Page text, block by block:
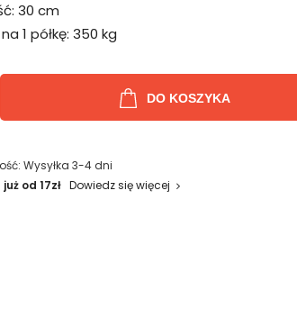
30 cm
1 półkę: 350 kg
DO KOSZYKA
Wysyłka 3-4 dni
od 17zł Dowiedz się więcej